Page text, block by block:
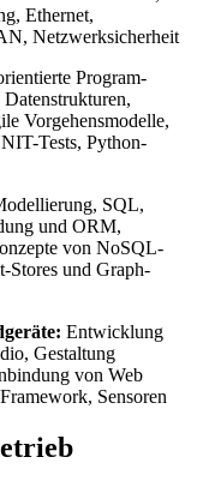
Ethernet,
Netzwerksicherheit
Pro­gram­
Vorgehensmodelle,
Tests, Python-
SQL,
und ORM,
von NoSQL-
Stores und Graph-
Entwicklung
Gestaltung
von Web
Sensoren